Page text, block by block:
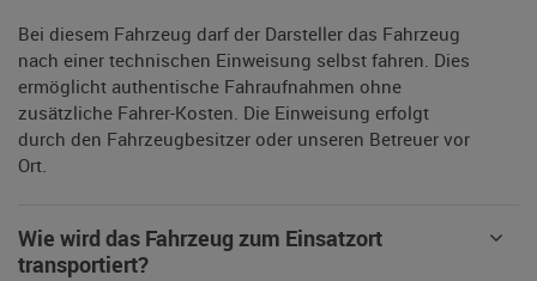
Bei diesem Fahrzeug darf der Darsteller das Fahrzeug
nach einer technischen Einweisung selbst fahren. Dies
ermöglicht authentische Fahraufnahmen ohne
zusätzliche Fahrer-Kosten. Die Einweisung erfolgt
durch den Fahrzeugbesitzer oder unseren Betreuer vor
Ort.
Wie wird das Fahrzeug zum Einsatzort
transportiert?